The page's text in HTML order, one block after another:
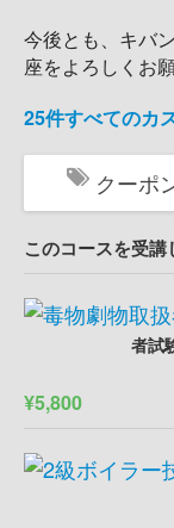
今後とも、キバ
座をよろしくお
25件すべてのカ
クーポ
このコースを受講
者試
¥5,800